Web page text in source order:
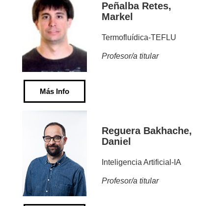
Más Info
Peñalba Retes,
Markel
Termofluídica-TEFLU
Profesor/a titular
Reguera Bakhache,
Daniel
Inteligencia Artificial-IA
Profesor/a titular